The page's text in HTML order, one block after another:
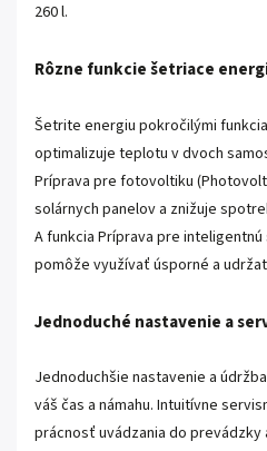
260 l.
Rôzne funkcie šetriace
Šetrite energiu pokročilými
optimalizuje teplotu v dvoch
Príprava pre fotovoltiku
solárnych panelov a znižuje
A funkcia Príprava pre
pomôže využívať úsporné a
Jednoduché nastavenie a
Jednoduchšie nastavenie a
váš čas a námahu. Intuitívne
prácnosť uvádzania do